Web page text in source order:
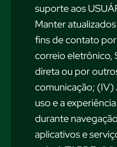
suporte aos
Manter
fins de contato
correio eletrônico,
direta ou por
comunicação;
uso e a
durante
aplicativos e